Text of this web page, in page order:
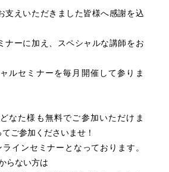
支えいただきました皆様へ感謝を込
ナーに加え、スペシャルな講師をお
ルセミナーを毎月開催して参りま
なた様も無料でご参加いただけま
ご参加くださいませ！
インセミナーとなっております。
らない方は